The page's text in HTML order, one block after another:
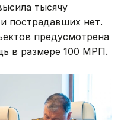
тысячу
пострадавших нет.
предусмотрена
в размере 100 МРП.